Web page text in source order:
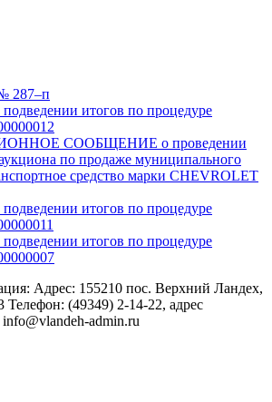
287–п
итогов по процедуре
СООБЩЕНИЕ о проведении
по продаже муниципального
средство марки CHEVROLET
итогов по процедуре
итогов по процедуре
Адрес: 155210 пос. Верхний Ландех,
Телефон: (49349) 2-14-22, адрес
admin.ru